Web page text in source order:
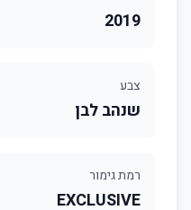
2019
צבע
שנהב לבן
רמת גימור
EXCLUSIVE